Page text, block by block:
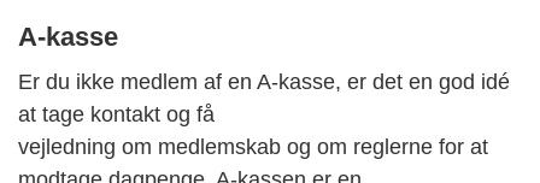
A-kasse
Er du ikke medlem af en A-kasse, er det en god idé
at tage kontakt og få
vejledning om medlemskab og om reglerne for at